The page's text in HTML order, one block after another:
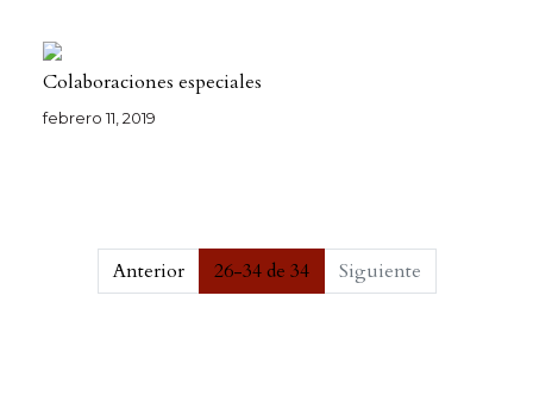
Colaboraciones especiales
febrero 11, 2019
##issue.pagination##
Anterior 26-34 de 34 Siguiente